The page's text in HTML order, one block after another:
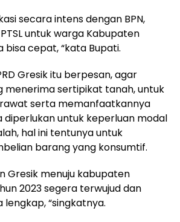
secara intens dengan BPN,
untuk warga Kabupaten
bisa cepat, “kata Bupati.
Gresik itu berpesan, agar
menerima sertipikat tanah, untuk
serta memanfaatkannya
diperlukan untuk keperluan modal
hal ini tentunya untuk
barang yang konsumtif.
Gresik menuju kabupaten
2023 segera terwujud dan
“singkatnya.